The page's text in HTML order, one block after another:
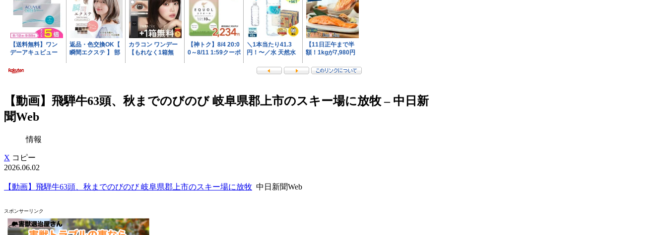
【動画】飛騨牛63頭、秋までのびのび 岐阜県郡上市のスキー場に放牧 – 中日新
聞Web
情報
X コピー
2026.06.02
【動画】飛騨牛63頭、秋までのびのび 岐阜県郡上市のスキー場に放牧 中日新聞Web
スポンサーリンク